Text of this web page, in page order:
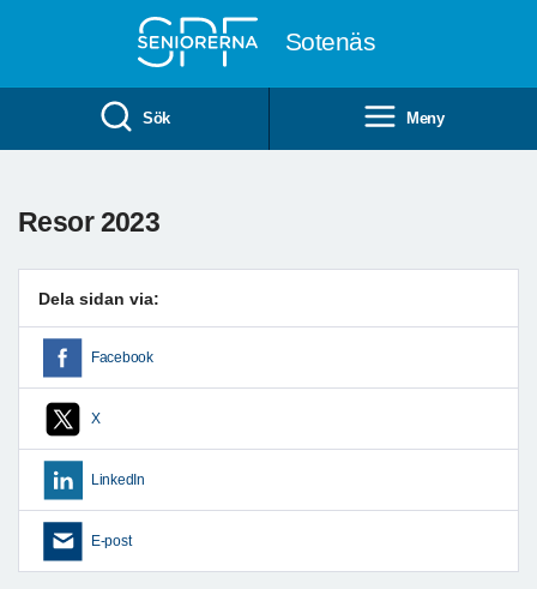
Sotenäs
Sök Meny
Resor 2023
Dela sidan via:
Facebook
X
LinkedIn
E-post